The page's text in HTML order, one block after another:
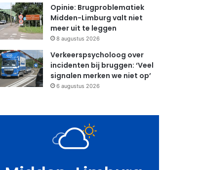
Opinie: Brugproblematiek
Midden-Limburg valt niet
meer uit te leggen
8 augustus 2026
Verkeerspsycholoog over
incidenten bij bruggen: ‘Veel
signalen merken we niet op’
6 augustus 2026